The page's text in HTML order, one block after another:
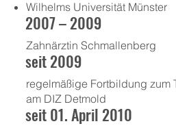
Wilhelms Universität Münster
Zahnärztin Schmallenberg
2007 – 2009
regelmäßige Fortbildung zum
am DIZ Detmold
seit 2009
seit 01. April 2010